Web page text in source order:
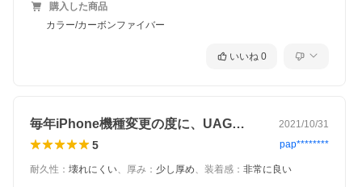
購入した商品
カラー/カーボンファイバー
いいね 0
毎年iPhone機種変更の度に、UAG… 2021/10/31
5 pap********
耐久性 ： 壊れにくい、 厚み ： 少し厚め、 装着感 ： 非常に良い